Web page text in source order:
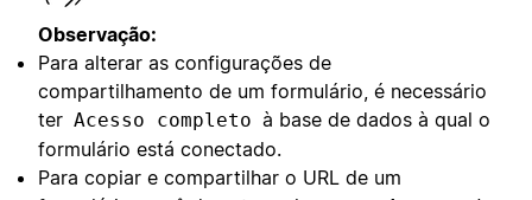
Observação:
Para alterar as configurações de
compartilhamento de um formulário, é necessário
ter Acesso completo à base de dados à qual o
formulário está conectado.
Para copiar e compartilhar o URL de um